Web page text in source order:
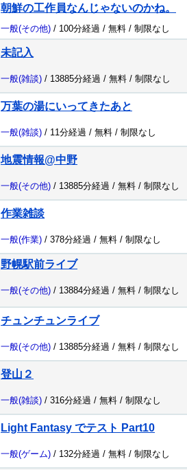
朝鮮の工作員なんじゃないのかね。
一般(その他) / 100分経過 / 無料 / 制限なし
未記入
一般(雑談) / 13885分経過 / 無料 / 制限なし
万葉の湯にいってきたあと
一般(雑談) / 11分経過 / 無料 / 制限なし
地震情報@中野
一般(その他) / 13885分経過 / 無料 / 制限なし
作業雑談
一般(作業) / 378分経過 / 無料 / 制限なし
野幌駅前ライブ
一般(その他) / 13884分経過 / 無料 / 制限なし
チュンチュンライブ
一般(その他) / 13885分経過 / 無料 / 制限なし
登山２
一般(雑談) / 316分経過 / 無料 / 制限なし
Light Fantasy でテスト Part10
一般(ゲーム) / 132分経過 / 無料 / 制限なし